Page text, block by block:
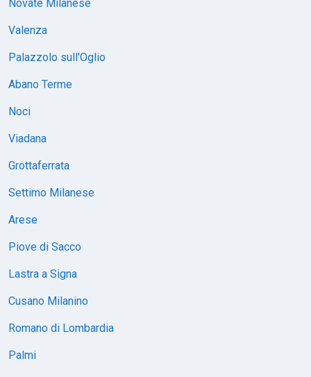
Novate Milanese
Valenza
Palazzolo sull'Oglio
Abano Terme
Noci
Viadana
Grottaferrata
Settimo Milanese
Arese
Piove di Sacco
Lastra a Signa
Cusano Milanino
Romano di Lombardia
Palmi